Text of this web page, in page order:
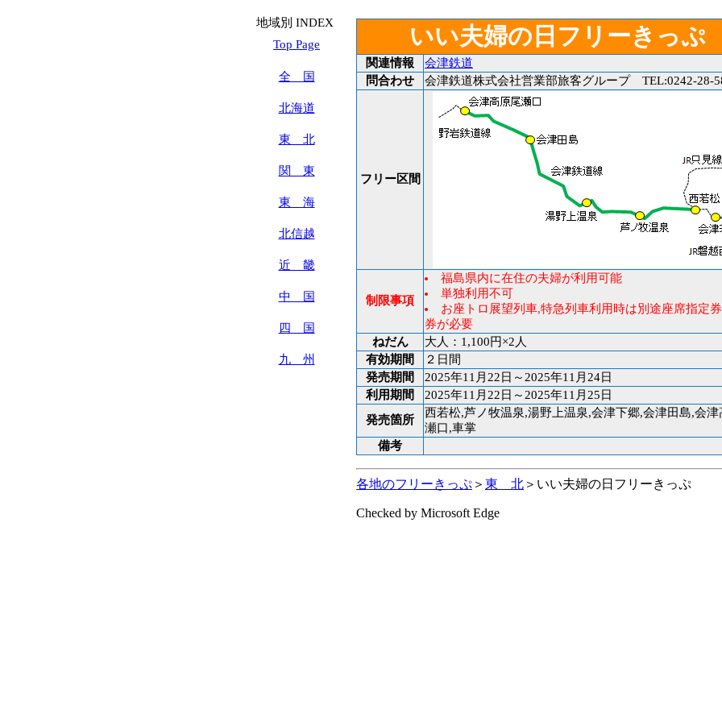
地域別 INDEX
Top Page
全 国
北海道
東 北
関 東
東 海
北信越
近 畿
中 国
四 国
九 州
いい夫婦の日フリーきっぷ
関連情報
会津鉄道
問合わせ
会津鉄道株式会社営業部旅客グループ TEL:0242-28-
フリー区間
制限事項
福島県内に在住の夫婦が利用可能
単独利用不可
お座トロ展望列車,特急列車利用時は別途座席指定
券が必要
ねだん
大人：1,100円×2人
有効期間
２日間
発売期間
2025年11月22日～2025年11月24日
利用期間
2025年11月22日～2025年11月25日
発売箇所
西若松,芦ノ牧温泉,湯野上温泉,会津下郷,会津田島,会津
瀬口,車掌
備考
各地のフリーきっぷ ＞ 東 北 ＞いい夫婦の日フリーきっぷ
Checked by Microsoft Edge